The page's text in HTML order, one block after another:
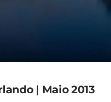
| Maio 2013